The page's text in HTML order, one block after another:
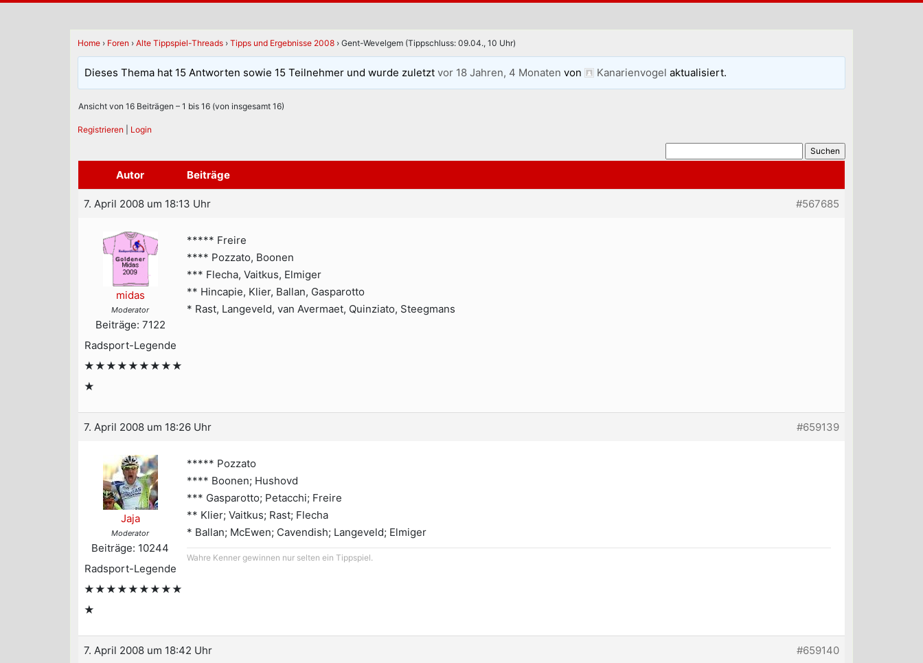
Home › Foren › Alte Tippspiel-Threads › Tipps und Ergebnisse 2008 › Gent-Wevelgem (Tippschluss: 09.04., 10 Uhr)
Dieses Thema hat 15 Antworten sowie 15 Teilnehmer und wurde zuletztvor 18 Jahren, 4 Monaten von Kanarienvogel aktualisiert.
Ansicht von 16 Beiträgen – 1 bis 16 (von insgesamt 16)
Registrieren Login
Autor Beiträge
7. April 2008 um 18:13 Uhr #567685
midas
Moderator
Beiträge: 7122
Radsport-Legende
★★★★★★★★★
★
***** Freire
**** Pozzato, Boonen
*** Flecha, Vaitkus, Elmiger
** Hincapie, Klier, Ballan, Gasparotto
* Rast, Langeveld, van Avermaet, Quinziato, Steegmans
7. April 2008 um 18:26 Uhr #659139
Jaja
Moderator
Beiträge: 10244
Radsport-Legende
★★★★★★★★★
★
***** Pozzato
**** Boonen; Hushovd
*** Gasparotto; Petacchi; Freire
** Klier; Vaitkus; Rast; Flecha
* Ballan; McEwen; Cavendish; Langeveld; Elmiger
Wahre Kenner gewinnen nur selten ein Tippspiel.
7. April 2008 um 18:42 Uhr #659140